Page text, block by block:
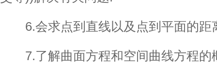
6.会求点到直线以及点到平面的距
7.了解曲面方程和空间曲线方程的